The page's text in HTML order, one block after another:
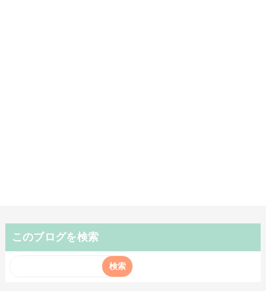
このブログを検索